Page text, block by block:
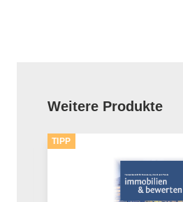
Produktgalerie überspringen
Weitere Produkte
TIPP